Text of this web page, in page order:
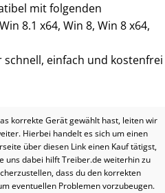
mit folgenden
8.1 x64, Win 8, Win 8 x64,
einfach und kostenfrei
korrekte Gerät gewählt hast, leiten wir
Hierbei handelt es sich um einen
über diesen Link einen Kauf tätigst,
uns dabei hilft Treiber.de weiterhin zu
dass du den korrekten
eventuellen Problemen vorzubeugen.